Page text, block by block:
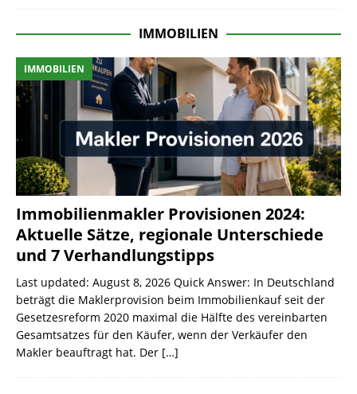
IMMOBILIEN
IMMOBILIEN
Immobilienmakler Provisionen 2024:
Aktuelle Sätze, regionale Unterschiede
und 7 Verhandlungstipps
Last updated: August 8, 2026 Quick Answer: In Deutschland
beträgt die Maklerprovision beim Immobilienkauf seit der
Gesetzesreform 2020 maximal die Hälfte des vereinbarten
Gesamtsatzes für den Käufer, wenn der Verkäufer den
Makler beauftragt hat. Der […]